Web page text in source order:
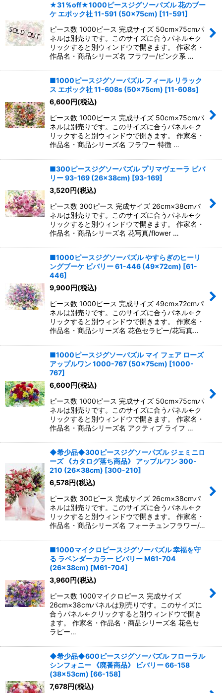
★31％off★1000ピースジグソーパズル 花のブー
ケ エポック社 11-591 (50×75cm) [11-591]
ピース数 1000ピース 完成サイズ 50cm×75cmパ
ネルは別売りです。このサイズに合うパネル←ク
リックすると別ウィンドウで開きます。 作家名・
作品名・商品シリーズ名 フラワー/ピンク系 …
■1000ピースジグソーパズル フィール リラック
ス エポック社 11-608s (50×75cm) [11-608s]
6,600円(税込)
ピース数 1000ピース 完成サイズ 50cm×75cmパ
ネルは別売りです。このサイズに合うパネル←ク
リックすると別ウィンドウで開きます。 作家名・
作品名・商品シリーズ名 フラワー 特徴 …
■300ピースジグソーパズル プリマヴェーラ ビバ
リー 93-169 (26×38cm) [93-169]
3,520円(税込)
ピース数 300ピース 完成サイズ 26cm×38cmパ
ネルは別売りです。このサイズに合うパネル←ク
リックすると別ウィンドウで開きます。 作家名・
作品名・商品シリーズ名 花写真/flower …
■1000ピースジグソーパズル やすらぎのヒーリ
ングブーケ ビバリー 61-446 (49×72cm) [61-
446]
9,900円(税込)
ピース数 1000ピース 完成サイズ 49cm×72cmパ
ネルは別売りです。このサイズに合うパネル←ク
リックすると別ウィンドウで開きます。 作家名・
作品名・商品シリーズ名 花色セラピー/花写真…
■1000ピースジグソーパズル マイ フェア ローズ
アップルワン 1000-767 (50×75cm) [1000-
767]
6,600円(税込)
ピース数 1000ピース 完成サイズ 50cm×75cmパ
ネルは別売りです。このサイズに合うパネル←ク
リックすると別ウィンドウで開きます。 作家名・
作品名・商品シリーズ名 アクティブ ライフ …
◆希少品◆300ピースジグソーパズル ジェミニロ
ーズ 《カタログ落ち商品》 アップルワン 300-
210 (26×38cm) [300-210]
6,578円(税込)
ピース数 300ピース 完成サイズ 26cm×38cmパ
ネルは別売りです。このサイズに合うパネル←ク
リックすると別ウィンドウで開きます。 作家名・
作品名・商品シリーズ名 フォーチュンフラワー/…
■1000マイクロピースジグソーパズル 幸福を守
る ラベンダーカラー ビバリー M61-704
(26×38cm) [M61-704]
3,960円(税込)
ピース数 1000マイクロピース 完成サイズ
26cm×38cmパネルは別売りです。このサイズに
合うパネル←クリックすると別ウィンドウで開き
ます。 作家名・作品名・商品シリーズ名 花色セ
ラピー…
◆希少品◆600ピースジグソーパズル フローラル
シンフォニー 《廃番商品》 ビバリー 66-158
(38×53cm) [66-158]
7,678円(税込)